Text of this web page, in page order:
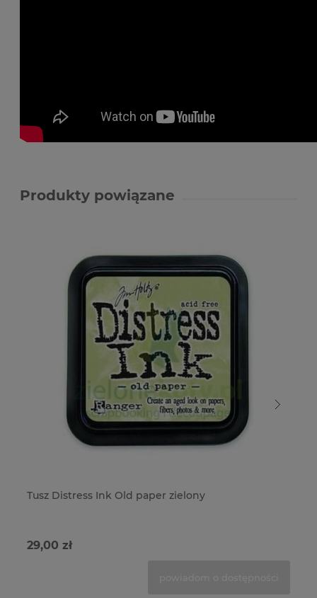
Produkty powiązane
Tusz Distress Ink Old paper zielony
29,00 zł